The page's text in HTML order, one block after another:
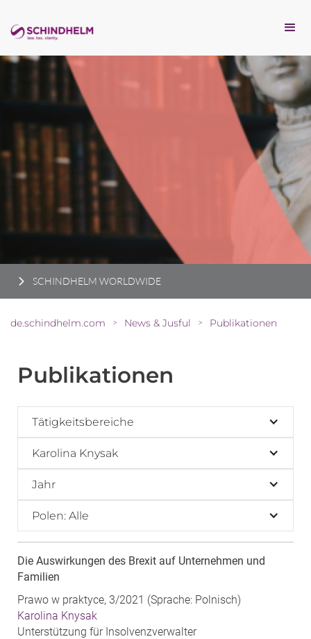
SCHINDHELM WORLDWIDE
de.schindhelm.com > News & Jusful > Publikationen
Publikationen
Tätigkeitsbereiche
Karolina Knysak
Jahr
Polen: Alle
Die Auswirkungen des Brexit auf Unternehmen und
Familien
Prawo w praktyce, 3/2021 (Sprache: Polnisch)
Karolina Knysak
Unterstützung für Insolvenzverwalter